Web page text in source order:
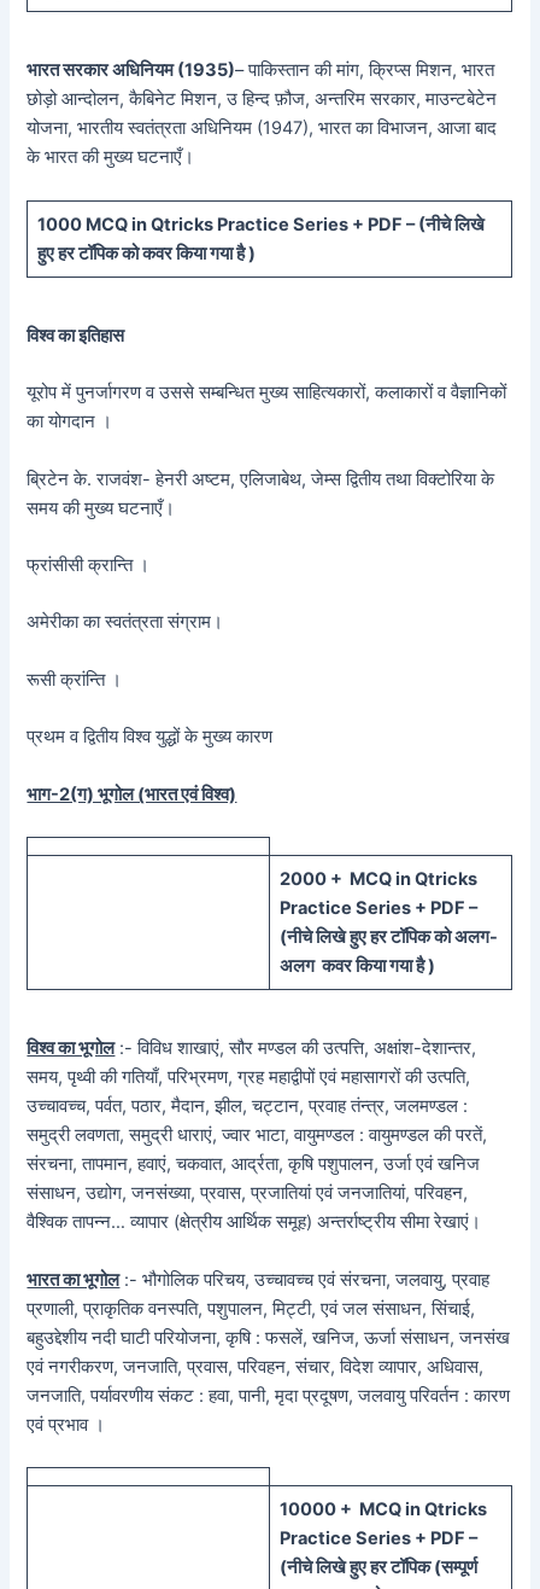
भारत सरकार अधिनियम (1935)– पाकिस्तान की मांग, क्रिप्स मिशन, भारत
छोड़ो आन्दोलन, कैबिनेट मिशन, उ हिन्द फ़ौज, अन्तरिम सरकार, माउन्टबेटेन
योजना, भारतीय स्वतंत्रता अधिनियम (1947), भारत का विभाजन, आजा बाद
के भारत की मुख्य घटनाएँ।
1000 MCQ in Qtricks Practice Series + PDF – (नीचेलिखे
हुएहर टॉपिक को कवर किया गया है )
विश्व का इतिहास
यूरोप में पुनर्जागरण व उससे सम्बन्धित मुख्य साहित्यकारों, कलाकारों व वैज्ञानिकों
का योगदान ।
ब्रिटेन के. राजवंश- हेनरी अष्टम, एलिजाबेथ, जेम्स द्वितीय तथा विक्टोरिया के
समय की मुख्य घटनाएँ।
फ्रांसीसी क्रान्ति ।
अमेरीका का स्वतंत्रता संग्राम।
रूसी क्रांन्ति ।
प्रथम व द्वितीय विश्व युद्धों के मुख्य कारण
भाग-2(ग) भूगोल (भारत एवं विश्व)
2000 + MCQ in Qtricks
Practice Series + PDF –
(नीचेलिखे हुएहर टॉपिक कोअलग-
अलग कवर किया गया है )
विश्व का भूगोल:- विविध शाखाएं, सौर मण्डल की उत्पत्ति, अक्षांश-देशान्तर,
समय, पृथ्वी की गतियाँ, परिभ्रमण, ग्रह महाद्वीपों एवं महासागरों की उत्पति,
उच्चावच्च, पर्वत, पठार, मैदान, झील, चट्टान, प्रवाह तंन्त्र, जलमण्डल :
समुद्री लवणता, समुद्री धाराएं, ज्वार भाटा, वायुमण्डल : वायुमण्डल की परतें,
संरचना, तापमान, हवाएं, चकवात, आर्द्रता, कृषि पशुपालन, उर्जा एवं खनिज
संसाधन, उद्योग, जनसंख्या, प्रवास, प्रजातियां एवं जनजातियां, परिवहन,
वैश्विक तापन्न… व्यापार (क्षेत्रीय आर्थिक समूह) अन्तर्राष्ट्रीय सीमा रेखाएं।
भारत का भूगोल:- भौगोलिक परिचय, उच्चावच्च एवं संरचना, जलवायु, प्रवाह
प्रणाली, प्राकृतिक वनस्पति, पशुपालन, मिट्टी, एवं जल संसाधन, सिंचाई,
बहुउद्देशीय नदी घाटी परियोजना, कृषि : फसलें, खनिज, ऊर्जा संसाधन, जनसंख
एवं नगरीकरण, जनजाति, प्रवास, परिवहन, संचार, विदेश व्यापार, अधिवास,
जनजाति, पर्यावरणीय संकट : हवा, पानी, मृदा प्रदूषण, जलवायु परिवर्तन : कारण
एवं प्रभाव ।
10000 + MCQ in Qtricks
Practice Series + PDF –
(नीचेलिखे हुएहर टॉपिक(सम्पूर्ण